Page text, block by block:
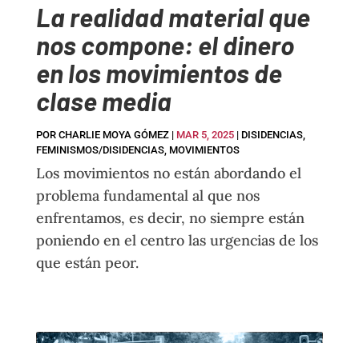
La realidad material que
nos compone: el dinero
en los movimientos de
clase media
POR CHARLIE MOYA GÓMEZ| MAR 5, 2025| DISIDENCIAS,
FEMINISMOS/DISIDENCIAS, MOVIMIENTOS
Los movimientos no están abordando el
problema fundamental al que nos
enfrentamos, es decir, no siempre están
poniendo en el centro las urgencias de los
que están peor.